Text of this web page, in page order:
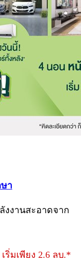
า
งานสะอาดจาก
ริ่มเพียง 2.6 ลบ.*